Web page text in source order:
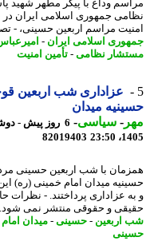
وداع با پیکر مطهر شهید
جمهوری اسلامی ایران در
مراسم اربعین حسینی، -
اسلامی ایران - امیرعباس-
نظامی-تأمین امنیت
عزاداری شب اربعین
میدان
-سیاسی-
82019403
با شب اربعین حسینی مردم
میدان امام خمینی (ره) این
عزاداری پرداختند. - نظرات
و حقوقی منتشر نمی
-حسینی-میدان امام